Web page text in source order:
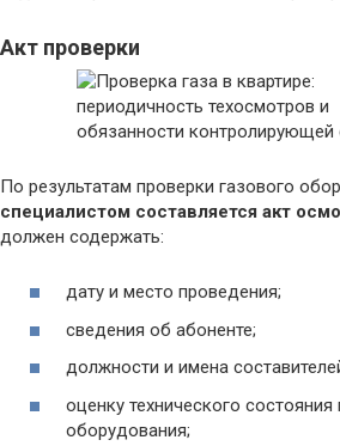
Акт проверки
По результатам проверки газового
специалистом составляется акт
должен содержать:
дату и место проведения;
сведения об абоненте;
должности и имена
оценку технического состояния
оборудования;